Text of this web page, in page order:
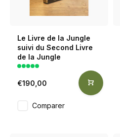
Le Livre de la Jungle
suivi du Second Livre
de la Jungle
€190,00
Comparer